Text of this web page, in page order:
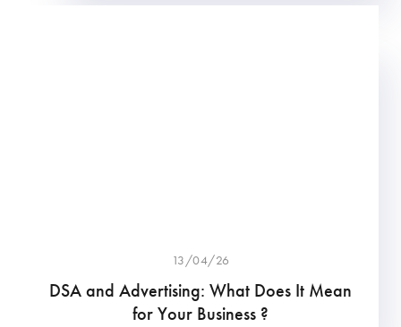
13/04/26
DSA and Advertising: What Does It Mean
for Your Business ?